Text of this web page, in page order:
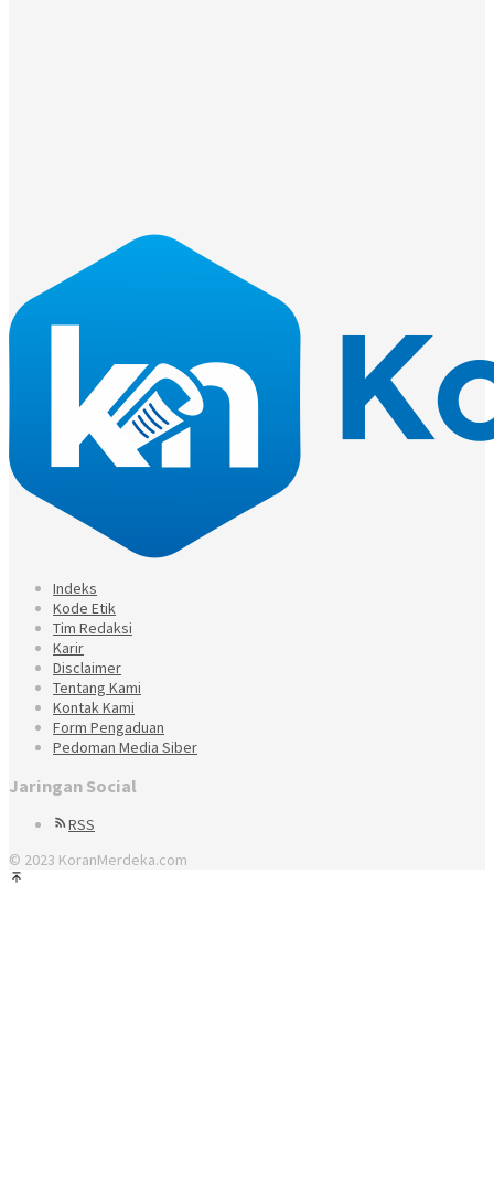
Indeks
Kode Etik
Tim Redaksi
Karir
Disclaimer
Tentang Kami
Kontak Kami
Form Pengaduan
Pedoman Media Siber
Jaringan Social
RSS
© 2023 KoranMerdeka.com